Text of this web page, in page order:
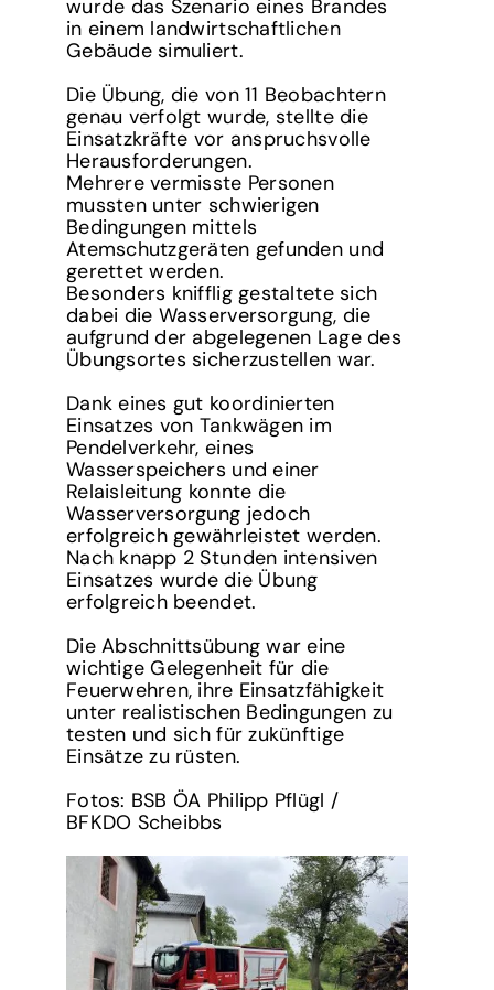
wurde das Szenario eines Brandes
in einem landwirtschaftlichen
Gebäude simuliert.
Die Übung, die von 11 Beobachtern
genau verfolgt wurde, stellte die
Einsatzkräfte vor anspruchsvolle
Herausforderungen.
Mehrere vermisste Personen
mussten unter schwierigen
Bedingungen mittels
Atemschutzgeräten gefunden und
gerettet werden.
Besonders knifflig gestaltete sich
dabei die Wasserversorgung, die
aufgrund der abgelegenen Lage des
Übungsortes sicherzustellen war.
Dank eines gut koordinierten
Einsatzes von Tankwägen im
Pendelverkehr, eines
Wasserspeichers und einer
Relaisleitung konnte die
Wasserversorgung jedoch
erfolgreich gewährleistet werden.
Nach knapp 2 Stunden intensiven
Einsatzes wurde die Übung
erfolgreich beendet.
Die Abschnittsübung war eine
wichtige Gelegenheit für die
Feuerwehren, ihre Einsatzfähigkeit
unter realistischen Bedingungen zu
testen und sich für zukünftige
Einsätze zu rüsten.
Fotos: BSB ÖA Philipp Pflügl /
BFKDO Scheibbs